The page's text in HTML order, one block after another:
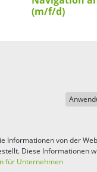
(m/f/d)
Informationen von der
Diese Informationen
für Unternehmen